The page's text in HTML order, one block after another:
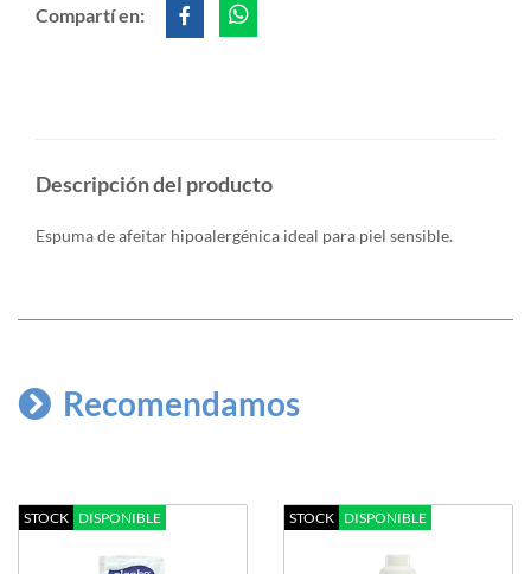
Compartí en:
Descripción del producto
Espuma de afeitar hipoalergénica ideal para piel sensible.
Recomendamos
STOCK DISPONIBLE STOCK DISPONIBLE